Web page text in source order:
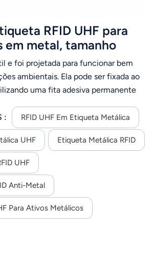
RFID UHF para
em metal, tamanho
a menor disponível.
e foi projetada para funcionar bem
ambientais. Ela pode ser fixada ao
uma fita adesiva permanente
Aplicativo:Gestão de
de chassis de instalações de TI;Gestão
de equipamentos e
com revestimento metálico,
internos quanto externos;Gestão de
de ativos fixos
: RFID UHF Em Etiqueta Metálica
UHF Etiqueta Metálica RFID
UHF
Anti-Metal
Para Ativos Metálicos